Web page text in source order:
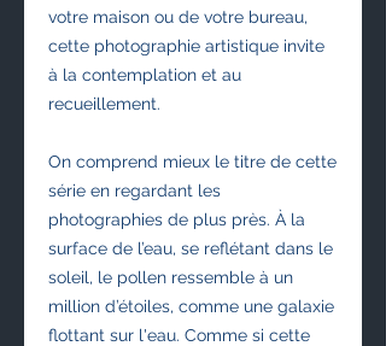
votre maison ou de votre bureau,
cette photographie artistique invite
à la contemplation et au
recueillement.
On comprend mieux le titre de cette
série en regardant les
photographies de plus près. À la
surface de l’eau, se reflétant dans le
soleil, le pollen ressemble à un
million d’étoiles, comme une galaxie
flottant sur l'eau. Comme si cette